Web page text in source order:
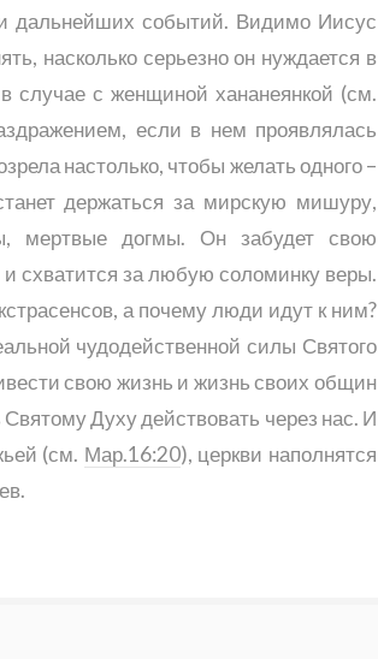
дальнейших событий. Видимо Иисус
насколько серьезно он нуждается в
случае с женщиной хананеянкой (см.
если в нем проявлялась
настолько, чтобы желать одного –
держаться за мирскую мишуру,
мертвые догмы. Он забудет свою
схватится за любую соломинку веры.
а почему люди идут к ним?
чудодейственной силы Святого
свою жизнь и жизнь своих общин
Духу действовать через нас. И
(см. Мар.16:20), церкви наполнятся